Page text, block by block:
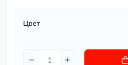
Цвет